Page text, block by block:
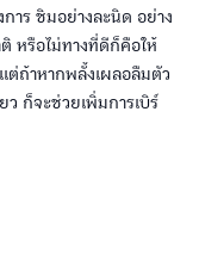
าร ชิมอย่างละนิด อย่าง
หรือไม่ทางที่ดีก็คือให้
ถ้าหากพลั้งเผลอลืมตัว
ว ก็จะช่วยเพิ่มการเบิร์